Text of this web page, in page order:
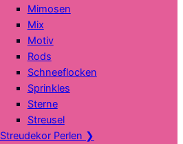
Mimosen
Mix
Motiv
Rods
Schneeflocken
Sprinkles
Sterne
Streusel
Streudekor Perlen ❯